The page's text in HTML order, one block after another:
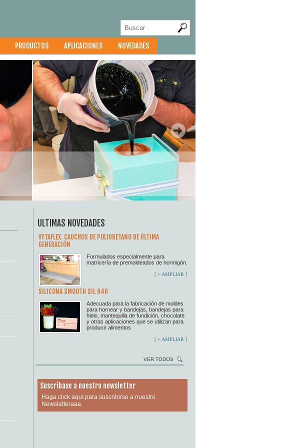
PRODUCTOS APLICACIONES
NOVEDADES
ULTIMAS NOVEDADES
VYTAFLEX. CAUCHOS DE POLIURETANO DE ÚLTIMA
GENERACIÓN
Formulados especialmente para
matricería de premoldeados de hormigón.
[ + AMPLIAR ]
SILICONA SMOOTH SIL 940
Adecuada para la fabricación de moldes
para hornear y bandejas, bandejas para
hielo, mantequilla de fundición, chocolate
y otras aplicaciones que se utilizan para
producir alimentos
[ + AMPLIAR ]
VER TODOS
Suscríbase a nuestro newsletter
Haga click aquí para suscribirse a nuestro
Newsletteraaa